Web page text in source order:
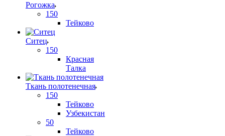
Рогожка
150
Тейково
Ситец
150
Красная
Талка
Ткань полотенечная
150
Тейково
Узбекистан
50
Тейково